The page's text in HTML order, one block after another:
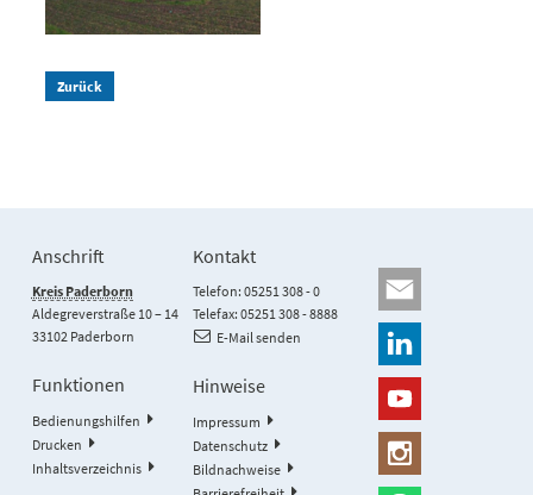
Zurück
Anschrift
Kreis Paderborn
Aldegreverstraße 10 – 14
33102 Paderborn
Kontakt
Telefon: 05251 308 - 0
Telefax: 05251 308 - 8888
E-Mail senden
Funktionen
Bedienungshilfen
Drucken
Inhaltsverzeichnis
Hinweise
Impressum
Datenschutz
Bildnachweise